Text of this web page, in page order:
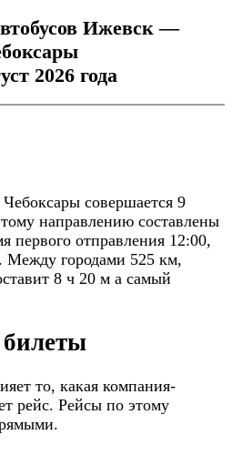
Ижевск —
2026 года
совершается 9
направлению составлены
первого отправления 12:00,
Между городами 525 км,
8 ч 20 м а самый
то, какая компания-
рейс. Рейсы по этому